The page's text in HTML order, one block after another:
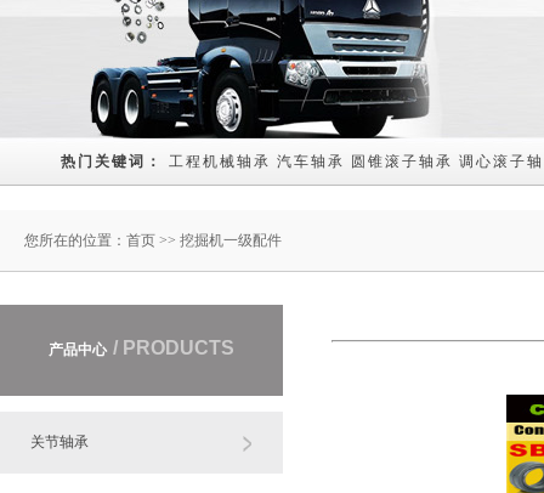
热门关键词： 工程机械轴承 汽车轴承 圆锥滚子轴承 调心滚子
您所在的位置： 首页 >> 挖掘机一级配件
产品中心 / PRODUCTS
关节轴承